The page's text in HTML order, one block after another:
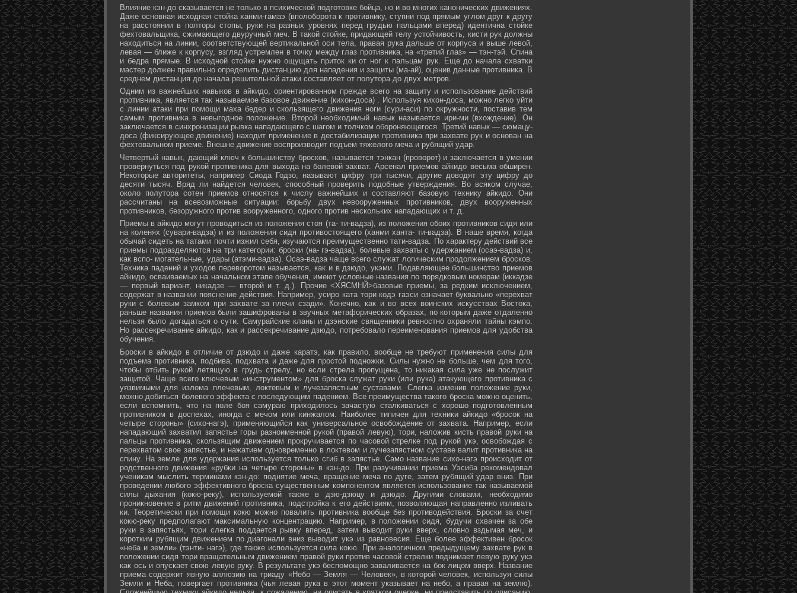
Влияние кэн-до сказывается не только в психической подготовке бойца, но и во многих канонических движениях.
Даже основная исходная стойка ханми-гамаэ (вполоборота к противнику, ступни под прямым углом друг к другу
на расстоянии в полторы стопы, руки на разных уровнях перед грудью пальцами вперед) идентична стойке
фехтовальщика, сжимающего двуручный меч. В такой стойке, придающей телу устойчивость, кисти рук должны
находиться на линии, соответствующей вертикальной оси тела, правая рука дальше от корпуса и выше левой,
левая — ближе к корпусу, взгляд устремлен в точку между глаз противника, на «третий глаз» — тэн-тэй. Спина
и бедра прямые. В исходной стойке нужно ощущать приток ки от ног к пальцам рук. Еще до начала схватки
мастер должен правильно определить дистанцию для нападения и защиты (ма-ай), оценив данные противника. В
среднем дистанция до начала решительной атаки составляет от полутора до двух метров.
Одним из важнейших навыков в айкидо, ориентированном прежде всего на защиту и использование действий
противника, является так называемое базовое движение (кихон-доса) . Используя кихон-доса, можно легко уйти
с линии атаки при помощи маха бедер и скользящего движения ноги (сури-аси) по окружности, поставив тем
самым противника в невыгодное положение. Второй необходимый навык называется ири-ми (вхождение). Он
заключается в синхронизации рывка нападающего с шагом и толчком обороняющегося. Третий навык — сюмацу-
доса (фиксирующее движение) находит применение в дестабилизации противника при захвате рук и основан на
фехтовальном приеме. Внешне движение воспроизводит подъем тяжелого меча и рубящий удар.
Четвертый навык, дающий ключ к большинству бросков, называется тэнкан (проворот) и заключается в умении
провернуться под рукой противника для выхода на болевой захват. Арсенал приемов айкидо весьма обширен.
Некоторые авторитеты, например Сиода Годзо, называют цифру три тысячи, другие доводят эту цифру до
десяти тысяч. Вряд ли найдется человек, способный проверить подобные утверждения. Во всяком случае,
около полутора сотен приемов относятся к числу важнейших и составляют базовую технику айкидо. Они
рассчитаны на всевозможные ситуации: борьбу двух невооруженных противников, двух вооруженных
противников, безоружного против вооруженного, одного против нескольких нападающих и т. д.
Приемы в айкидо могут проводиться из положения стоя (та- ти-вадза), из положения обоих противников сидя или
на коленях (сувари-вадза) и из положения сидя противостоящего (ханми ханта- ти-вадза). В наше время, когда
обычай сидеть на татами почти изжил себя, изучаются преимущественно тати-вадза. По характеру действий все
приемы подразделяются на три категории: броски (на- гэ-вадза), болевые захваты с удержанием (осаэ-вадза) и,
как вспо- могательные, удары (атэми-вадза). Осаэ-вадза чаще всего служат логическим продолжением бросков.
Техника падений и уходов переворотом называется, как и в дзюдо, укэми. Подавляющее большинство приемов
айкидо, осваиваемых на начальном этапе обучения, имеют условные названия по порядковым номерам (иккадзе
— первый вариант, никадзе — второй и т. д.). Прочие <ХЯСМНЙ>базовые приемы, за редким исключением,
содержат в названии пояснение действия. Например, усиро ката тори кодэ гаэси означает буквально «перехват
руки с болевым замком при захвате за плечи сзади». Конечно, как и во всех воинских искусствах Востока,
раньше названия приемов были зашифрованы в звучных метафорических образах, по которым даже отдаленно
нельзя было догадаться о сути. Самурайские кланы и дзэнские священники ревностно охраняли тайны кэмпо.
Но рассекречивание айкидо, как и рассекречивание дзюдо, потребовало переименования приемов для удобства
обучения.
Броски в айкидо в отличие от дзюдо и даже каратэ, как правило, вообще не требуют применения силы для
подъема противника, подбива, подхвата и даже для простой подножки. Силы нужно не больше, чем для того,
чтобы отбить рукой летящую в грудь стрелу, но если стрела пропущена, то никакая сила уже не послужит
защитой. Чаще всего ключевым «инструментом» для броска служат руки (или рука) атакующего противника с
уязвимыми для излома плечевым, локтевым и лучезапястным суставами. Слегка изменив положение руки,
можно добиться болевого эффекта с последующим падением. Все преимущества такого броска можно оценить,
если вспомнить, что на поле боя самураю приходилось зачастую сталкиваться с хорошо подготовленным
противником в доспехах, иногда с мечом или кинжалом. Наиболее типичен для техники айкидо «бросок на
четыре стороны» (сихо-нагэ), применяющийся как универсальное освобождение от захвата. Например, если
нападающий захватил запястье горы разноименной рукой (правой левую), тори, наложив кисть правой руки на
пальцы противника, скользящим движением прокручивается по часовой стрелке под рукой укэ, освобождая с
перехватом свое запястье, и нажатием одновременно в локтевом и лучезапястном суставе валит противника на
спину. На земле для удержания используется только сгиб в запястье. Само название сихо-нагэ происходит от
родственного движения «рубки на четыре стороны» в кэн-до. При разучивании приема Уэсиба рекомендовал
ученикам мыслить терминами кэн-до: поднятие меча, вращение меча по дуге, затем рубящий удар вниз. При
проведении любого эффективного броска существенным компонентом является использование так называемой
силы дыхания (кокю-реку), используемой также в дзю-дзюцу и дзюдо. Другими словами, необходимо
проникновение в ритм движений противника, подстройка к его действиям, позволяющая направленно изливать
ки. Теоретически при помощи кокю можно повалить противника вообще без противодействия. Броски за счет
кокю-реку предполагают максимальную концентрацию. Например, в положении сидя, будучи схвачен за обе
руки в запястьях, тори слегка поддается рывку вперед, затем выводит руки вверх, словно вздымая меч, и
коротким рубящим движением по диагонали вниз выводит укэ из равновесия. Еще более эффективен бросок
«неба и земли» (тэнти- нагэ), где также используется сила кокю. При аналогичном предыдущему захвате рук в
положении сидя тори вращательным движением правой руки против часовой стрелки поднимает левую руку укэ
как ось и опускает свою левую руку. В результате укэ беспомощно заваливается на бок лицом вверх. Название
приема содержит явную аллюзию на триаду «Небо — Земля — Человек», в которой человек, используя силы
Земли и Неба, повергает противника (чья левая рука в этот момент указывает на небо, а правая на землю).